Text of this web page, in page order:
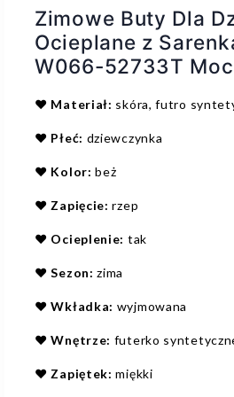
Zimowe Buty Dla
Ocieplane z
W066-52733T
❤️ Materiał: skóra, futro
❤️ Płeć: dziewczynka
❤️ Kolor:beż
❤️ Zapięcie: rzep
❤️ Ocieplenie: tak
❤️Sezon:zima
❤️Wkładka: wyjmowana
❤️Wnętrze: futerko
❤️ Zapiętek: miękki